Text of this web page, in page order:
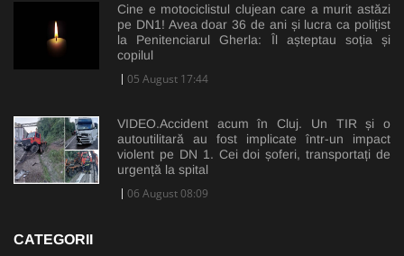
Cine e motociclistul clujean care a murit astăzi
pe DN1! Avea doar 36 de ani și lucra ca polițist
la Penitenciarul Gherla: Îl așteptau soția și
copilul
05 August 17:44
VIDEO.Accident acum în Cluj. Un TIR și o
autoutilitară au fost implicate într-un impact
violent pe DN 1. Cei doi șoferi, transportați de
urgență la spital
06 August 08:09
CATEGORII